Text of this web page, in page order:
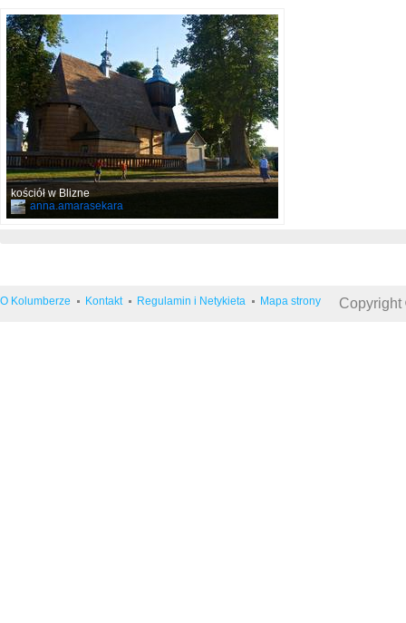
kościół w Blizne
anna.amarasekara
O Kolumberze Kontakt Regulamin i Netykieta Mapa strony